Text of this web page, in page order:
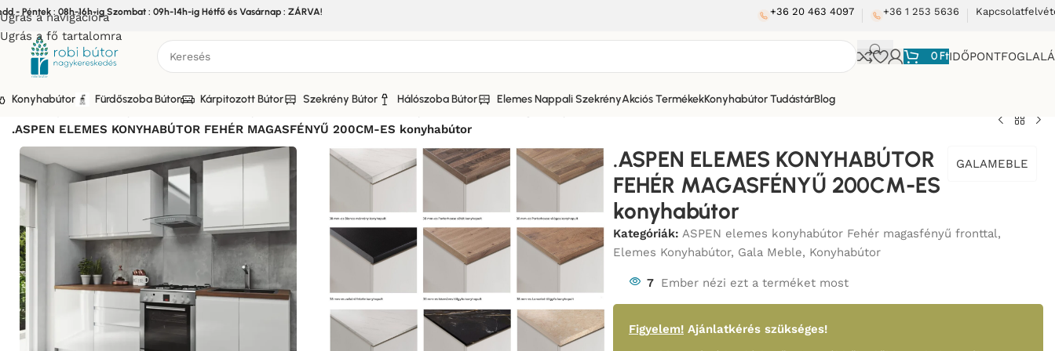
Ugrás a navigációra
Ugrás a fő tartalomra
- Péntek : 08h-16h-ig Szombat : 09h-14h-ig Hétfő és Vasárnap : ZÁRVA! +36 20 463 4097 +36 1 253 5636
0Ft
Konyhabútor Fürdőszoba Bútor Kárpitozott Bútor Szekrény Bútor Hálószoba Bútor Elemes Nappali SzekrényAkciós TermékekKonyhabútor TudástárBlog
Kezdőlap Elemes Konyhabútor ASPEN elemes konyhabútor Fehér magasfényű fronttal
.ASPEN ELEMES KONYHABÚTOR FEHÉR MAGASFÉNYŰ 200CM-ES konyhabútor
.ASPEN ELEMES KONYHABÚTOR
FEHÉR MAGASFÉNYŰ 200CM-ES
konyhabútor
GALAMEBLE
Kategóriák: ASPEN elemes konyhabútor Fehér magasfényű fronttal,
Elemes Konyhabútor, Gala Meble, Konyhabútor
7 Ember nézi ezt a terméket most
Figyelem! Ajánlatkérés szükséges!